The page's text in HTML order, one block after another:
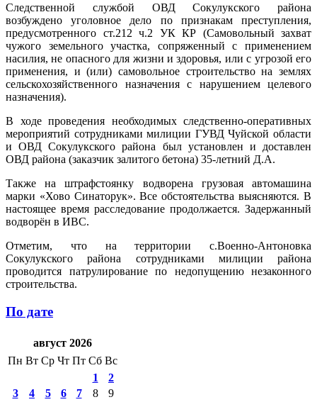
Следственной службой ОВД Сокулукского района
возбуждено уголовное дело по признакам преступления,
предусмотренного ст.212 ч.2 УК КР (Самовольный захват
чужого земельного участка, сопряженный с применением
насилия, не опасного для жизни и здоровья, или с угрозой его
применения, и (или) самовольное строительство на землях
сельскохозяйственного назначения с нарушением целевого
назначения).
В ходе проведения необходимых следственно-оперативных
мероприятий сотрудниками милиции ГУВД Чуйской области
и ОВД Сокулукского района был установлен и доставлен
ОВД района (заказчик залитого бетона) 35-летний Д.А.
Также на штрафстоянку водворена грузовая автомашина
марки «Хово Синаторук». Все обстоятельства выясняются. В
настоящее время расследование продолжается. Задержанный
водворён в ИВС.
Отметим, что на территории с.Военно-Антоновка
Сокулукского района сотрудниками милиции района
проводится патрулирование по недопущению незаконного
строительства.
По дате
август 2026
Пн Вт Ср Чт Пт Сб Вс
1
2
3
4 5 6 7 8
9